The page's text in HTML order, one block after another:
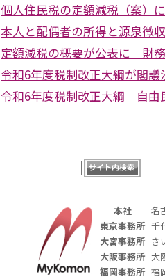
個人住民税の定額減税（案）
本人と配偶者の所得と源泉徴
定額減税の概要が公表に 財
令和6年度税制改正大綱が閣
令和6年度税制改正大綱 自由
本社 名
東京事務所 千
大宮事務所 さ
大阪事務所 大
福岡事務所 福